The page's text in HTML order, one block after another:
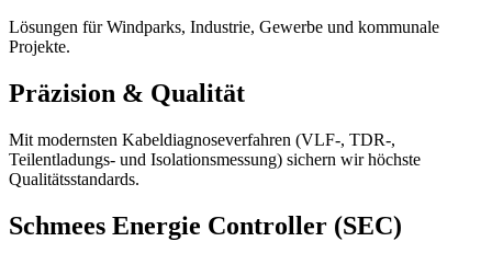
Lösungen für Windparks, Industrie, Gewerbe und kommunale
Projekte.
Präzision & Qualität
Mit modernsten Kabeldiagnoseverfahren (VLF-, TDR-,
Teilentladungs- und Isolationsmessung) sichern wir höchste
Qualitätsstandards.
Schmees Energie Controller (SEC)